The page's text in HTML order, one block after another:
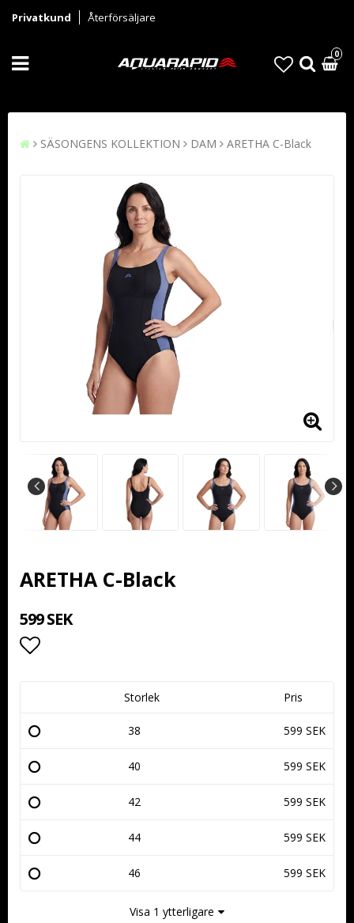
Privatkund Återförsäljare
0
SÄSONGENS KOLLEKTION DAM ARETHA C-Black
ARETHA C-Black
599 SEK
Storlek Pris
38 599 SEK
40 599 SEK
42 599 SEK
44 599 SEK
46 599 SEK
Visa 1 ytterligare